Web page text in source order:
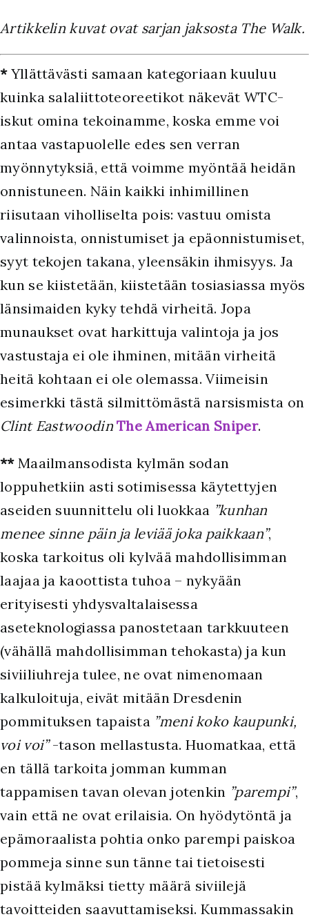
Artikkelin kuvat ovat sarjan jaksosta The Walk.
*Yllättävästi samaan kategoriaan kuuluu
kuinka salaliittoteoreetikot näkevät WTC-
iskut omina tekoinamme, koska emme voi
antaa vastapuolelle edes sen verran
myönnytyksiä, että voimme myöntää heidän
onnistuneen. Näin kaikki inhimillinen
riisutaan viholliselta pois: vastuu omista
valinnoista, onnistumiset ja epäonnistumiset,
syyt tekojen takana, yleensäkin ihmisyys. Ja
kun se kiistetään, kiistetään tosiasiassa myös
länsimaiden kyky tehdä virheitä. Jopa
munaukset ovat harkittuja valintoja ja jos
vastustaja ei ole ihminen, mitään virheitä
heitä kohtaan ei ole olemassa. Viimeisin
esimerkki tästä silmittömästä narsismista on
Clint Eastwoodin The American Sniper.
**Maailmansodista kylmän sodan
loppuhetkiin asti sotimisessa käytettyjen
aseiden suunnittelu oli luokkaa ”kunhan
menee sinne päin ja leviää joka paikkaan”,
koska tarkoitus oli kylvää mahdollisimman
laajaa ja kaoottista tuhoa – nykyään
erityisesti yhdysvaltalaisessa
aseteknologiassa panostetaan tarkkuuteen
(vähällä mahdollisimman tehokasta) ja kun
siviiliuhreja tulee, ne ovat nimenomaan
kalkuloituja, eivät mitään Dresdenin
pommituksen tapaista ”meni koko kaupunki,
voi voi”-tason mellastusta. Huomatkaa, että
en tällä tarkoita jomman kumman
tappamisen tavan olevan jotenkin ”parempi”,
vain että ne ovat erilaisia. On hyödytöntä ja
epämoraalista pohtia onko parempi paiskoa
pommeja sinne sun tänne tai tietoisesti
pistää kylmäksi tietty määrä siviilejä
tavoitteiden saavuttamiseksi. Kummassakin